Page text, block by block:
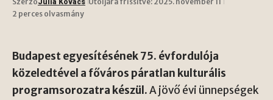
Júlia Kovács
2 perces olvasmány
Budapest egyesítésének 75. évfordulója
közeledtével a főváros páratlan kulturális
programsorozatra készül.A jövő évi ünnepségek